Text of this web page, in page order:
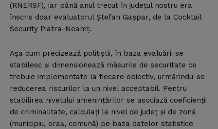
(RNERSF), iar până anul trecut în judeţul nostru era
înscris doar evaluatorul Ştefan Gaşpar, de la Cocktail
Security Piatra-Neamţ.
Aşa cum precizează poliţiştii, în baza evaluării se
stabilesc şi dimensionează măsurile de securitate ce
trebuie implementate la fiecare obiectiv, urmărindu-se
reducerea riscurilor la un nivel acceptabil. Pentru
stabilirea nivelului ameninţărilor se asociază coeficienţii
de criminalitate, calculaţi la nivel de judeţ şi de zonă
(municipiu, oraş, comună) pe baza datelor statistice